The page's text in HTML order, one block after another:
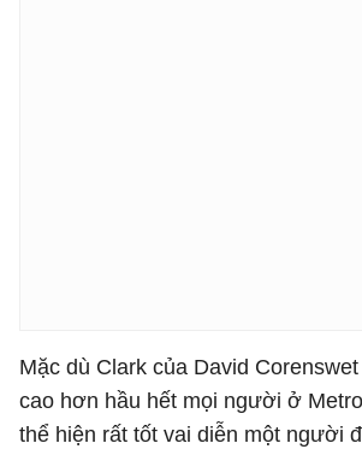
Mặc dù Clark của David
cao hơn hầu hết mọi người ở
thể hiện rất tốt vai diễn một người